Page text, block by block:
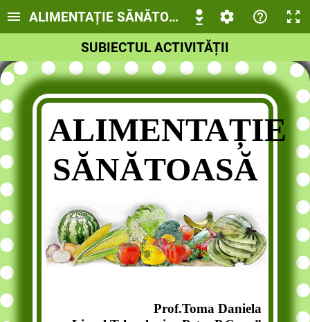
ALIMENTAȚIE SĂNĂTOASĂ
SUBIECTUL ACTIVITĂȚII
ALIMENTAȚIE
SĂNĂTOASĂ
Prof.Toma Daniela